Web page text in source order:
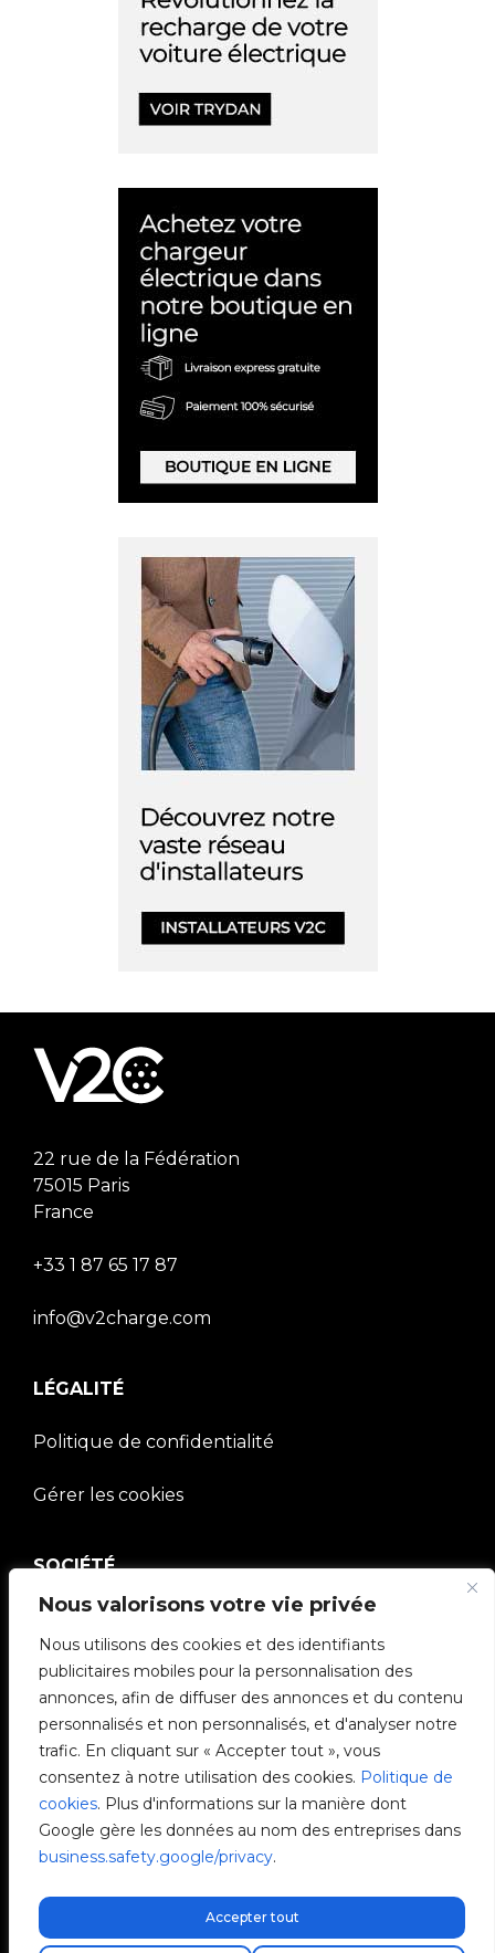
Nous valorisons votre vie privée
Nous utilisons des cookies et des identifiants
publicitaires mobiles pour la personnalisation des
annonces, afin de diffuser des annonces et du contenu
personnalisés et non personnalisés, et d'analyser notre
trafic. En cliquant sur « Accepter tout », vous
consentez à notre utilisation des cookies. Politique de
cookies. Plus d'informations sur la manière dont
Google gère les données au nom des entreprises dans
business.safety.google/privacy.
Accepter tout
22 rue de la Fédération
75015 Paris
France
+33 1 87 65 17 87
info@v2charge.com
LÉGALITÉ
Politique de confidentialité
Gérer les cookies
SOCIÉTÉ
Communauté V2C
e-Chargers
V2C Cloud
V2C Payments
Blog